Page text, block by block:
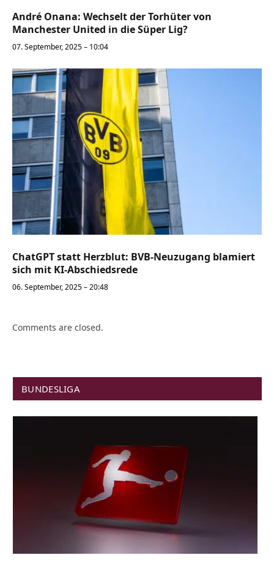
André Onana: Wechselt der Torhüter von
Manchester United in die Süper Lig?
07. September, 2025 – 10:04
ChatGPT statt Herzblut: BVB-Neuzugang blamiert
sich mit KI-Abschiedsrede
06. September, 2025 – 20:48
Comments are closed.
BUNDESLIGA